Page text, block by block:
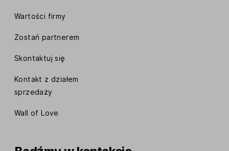
Wartości firmy
Zostań partnerem
Skontaktuj się
Kontakt z działem
sprzedaży
Wall of Love